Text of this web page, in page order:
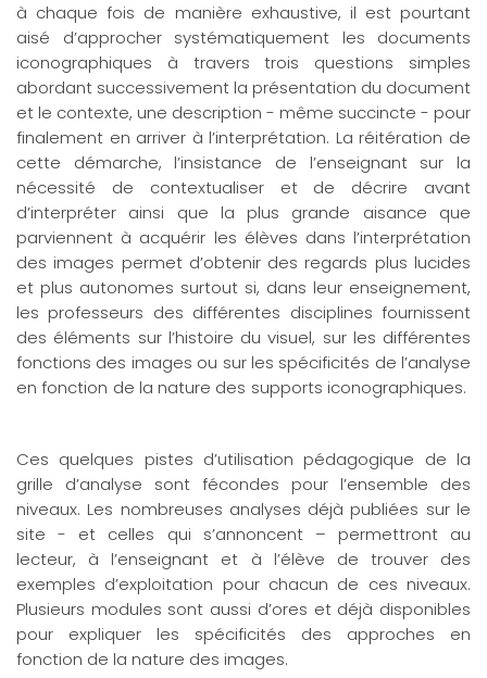
à chaque fois de manière exhaustive, il est pourtant
aisé d’approcher systématiquement les documents
iconographiques à travers trois questions simples
abordant successivement la présentation du document
et le contexte, une description - même succincte - pour
finalement en arriver à l’interprétation. La réitération de
cette démarche, l’insistance de l’enseignant sur la
nécessité de contextualiser et de décrire avant
d’interpréter ainsi que la plus grande aisance que
parviennent à acquérir les élèves dans l’interprétation
des images permet d’obtenir des regards plus lucides
et plus autonomes surtout si, dans leur enseignement,
les professeurs des différentes disciplines fournissent
des éléments sur l’histoire du visuel, sur les différentes
fonctions des images ou sur les spécificités de l’analyse
en fonction de la nature des supports iconographiques.
Ces quelques pistes d’utilisation pédagogique de la
grille d’analyse sont fécondes pour l’ensemble des
niveaux. Les nombreuses analyses déjà publiées sur le
site - et celles qui s’annoncent – permettront au
lecteur, à l’enseignant et à l’élève de trouver des
exemples d’exploitation pour chacun de ces niveaux.
Plusieurs modules sont aussi d’ores et déjà disponibles
pour expliquer les spécificités des approches en
fonction de la nature des images.